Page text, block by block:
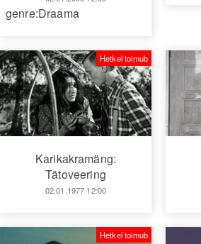
genre:Draama
Karikakramäng:
Tätoveering
02.01.1977 12:00
Hetkel toimub
Hetkel toimub